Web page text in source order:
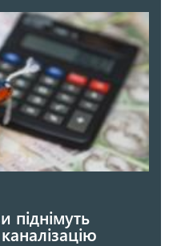
піднімуть